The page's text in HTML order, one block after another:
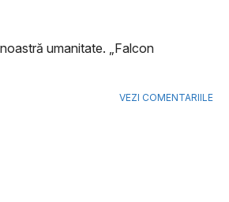
umanitate. „Falcon
VEZI COMENTARIILE